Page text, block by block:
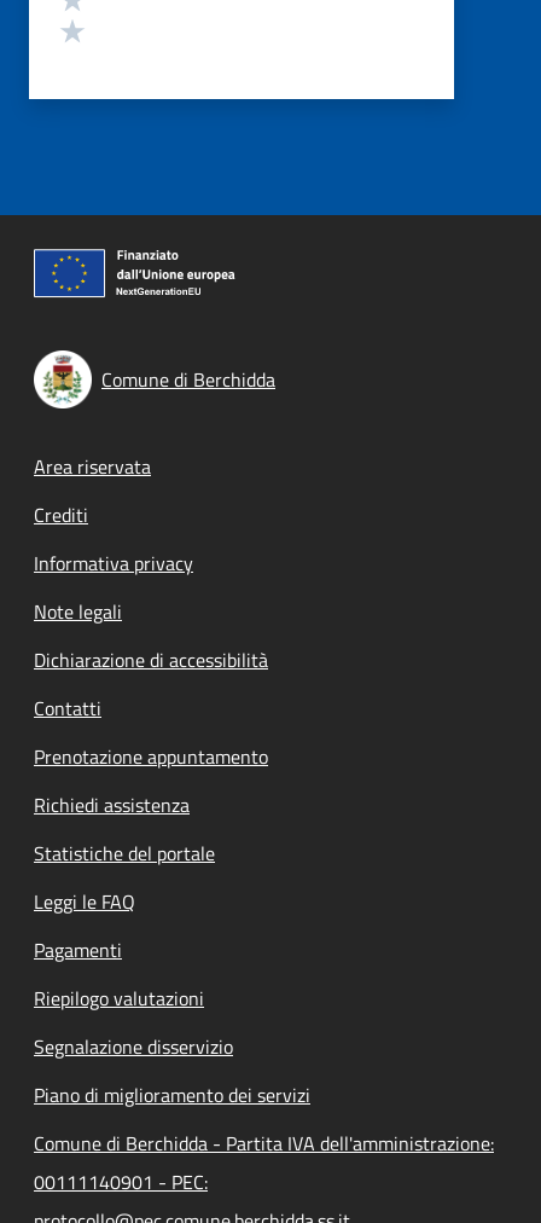
Comune di Berchidda
Footer menu
Area riservata
Crediti
Informativa privacy
Note legali
Dichiarazione di accessibilità
Contatti
Prenotazione appuntamento
Richiedi assistenza
Statistiche del portale
Leggi le FAQ
Pagamenti
Riepilogo valutazioni
Segnalazione disservizio
Piano di miglioramento dei servizi
Comune di Berchidda - Partita IVA dell'amministrazione:
00111140901 - PEC: